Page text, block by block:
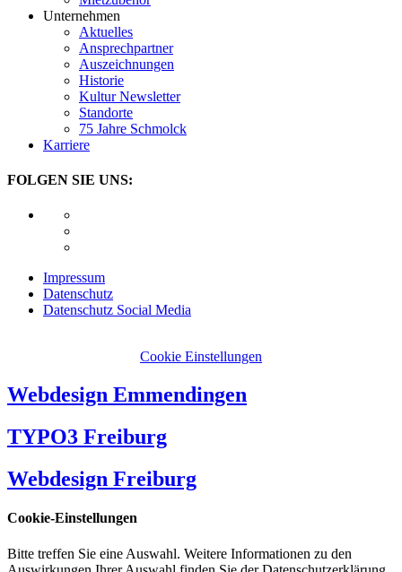
Unternehmen
Aktuelles
Ansprechpartner
Auszeichnungen
Historie
Kultur Newsletter
Standorte
75 Jahre Schmolck
Karriere
FOLGEN SIE UNS:
Impressum
Datenschutz
Datenschutz Social Media
Cookie Einstellungen
Webdesign Emmendingen
TYPO3 Freiburg
Webdesign Freiburg
Cookie-Einstellungen
Bitte treffen Sie eine Auswahl. Weitere Informationen zu den